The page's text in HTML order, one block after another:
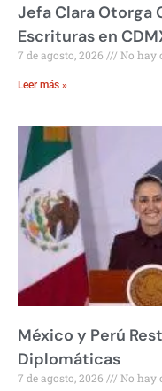
Jefa Clara Otorga
Escrituras en
7 de agosto, 2026 No hay
Leer más »
México y Perú
Diplomáticas
7 de agosto, 2026 No hay